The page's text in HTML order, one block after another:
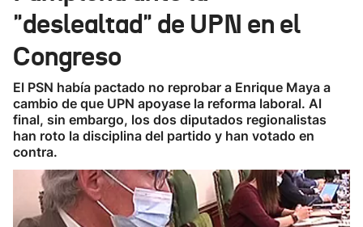
"deslealtad" de UPN en el
Congreso
El PSN había pactado no reprobar a Enrique Maya a
cambio de que UPN apoyase la reforma laboral. Al
final, sin embargo, los dos diputados regionalistas
han roto la disciplina del partido y han votado en
contra.